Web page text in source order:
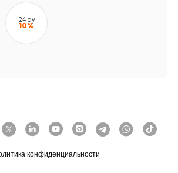
Кадровые ресурсы
Связь с банком
24 ay
10%
конфиденциальности